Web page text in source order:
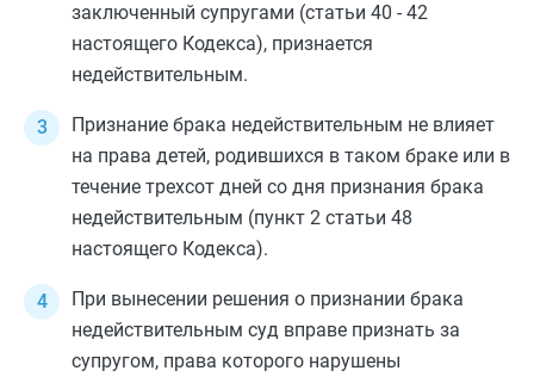
заключенный супругами (статьи 40 - 42
настоящего Кодекса), признается
недействительным.
Признание брака недействительным не влияет
на права детей, родившихся в таком браке или в
течение трехсот дней со дня признания брака
недействительным (пункт 2 статьи 48
настоящего Кодекса).
При вынесении решения о признании брака
недействительным суд вправе признать за
супругом, права которого нарушены